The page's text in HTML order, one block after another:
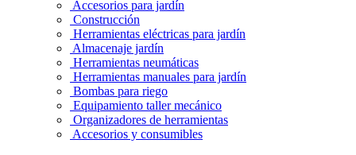
Accesorios para jardín
Construcción
Herramientas eléctricas para jardín
Almacenaje jardín
Herramientas neumáticas
Herramientas manuales para jardín
Bombas para riego
Equipamiento taller mecánico
Organizadores de herramientas
Accesorios y consumibles